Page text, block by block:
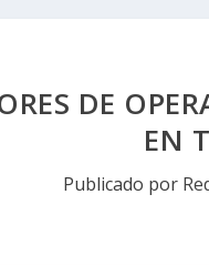
DE
EN
Publicado por